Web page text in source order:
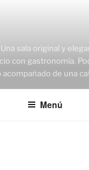
sala original y
con gastronomía.
de una
Menú